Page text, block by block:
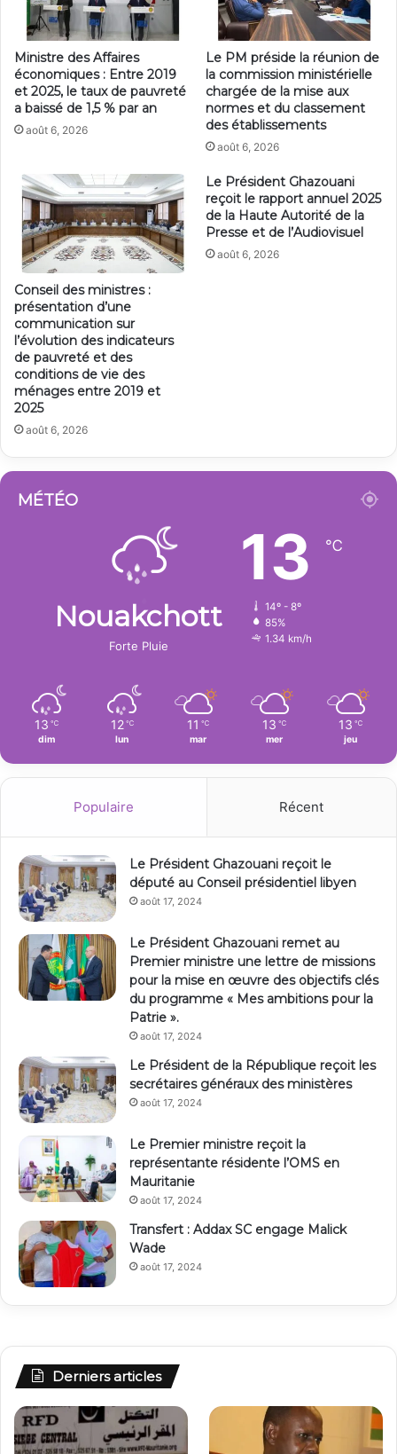
Ministre des Affaires
économiques : Entre 2019
et 2025, le taux de pauvreté
a baissé de 1,5 % par an
août 6, 2026
Le PM préside la réunion de
la commission ministérielle
chargée de la mise aux
normes et du classement
des établissements
août 6, 2026
Conseil des ministres :
présentation d’une
communication sur
l’évolution des indicateurs
de pauvreté et des
conditions de vie des
ménages entre 2019 et
2025
août 6, 2026
Le Président Ghazouani
reçoit le rapport annuel 2025
de la Haute Autorité de la
Presse et de l’Audiovisuel
août 6, 2026
MÉTÉO
Nouakchott
Forte Pluie
13 ℃
14º - 8º
85%
1.34 km/h
13 ℃
dim
12 ℃
lun
11 ℃
mar
13 ℃
mer
13 ℃
jeu
Populaire Récent
Le Président Ghazouani reçoit le
député au Conseil présidentiel libyen
août 17, 2024
Le Président Ghazouani remet au
Premier ministre une lettre de missions
pour la mise en œuvre des objectifs clés
du programme « Mes ambitions pour la
Patrie ».
août 17, 2024
Le Président de la République reçoit les
secrétaires généraux des ministères
août 17, 2024
Le Premier ministre reçoit la
représentante résidente l’OMS en
Mauritanie
août 17, 2024
Transfert : Addax SC engage Malick
Wade
août 17, 2024
Derniers articles